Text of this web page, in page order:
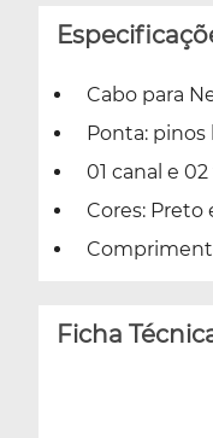
Cabo para
Ponta: pinos
01 canal e
Cores: Preto
Ficha